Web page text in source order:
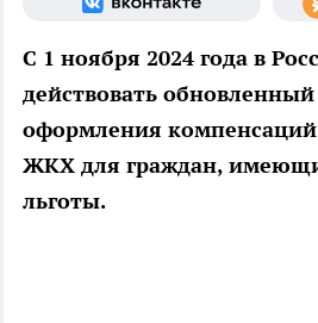
С 1 ноября 2024 года в
действовать обновленный
оформления компенсаций
ЖКХ для граждан,
льготы.